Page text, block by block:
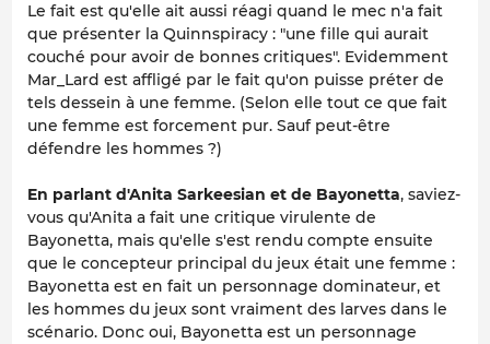
Le fait est qu'elle ait aussi réagi quand le mec n'a fait
que présenter la Quinnspiracy : "une fille qui aurait
couché pour avoir de bonnes critiques". Evidemment
Mar_Lard est affligé par le fait qu'on puisse préter de
tels dessein à une femme. (Selon elle tout ce que fait
une femme est forcement pur. Sauf peut-être
défendre les hommes ?)
En parlant d'Anita Sarkeesian et de Bayonetta, saviez-
vous qu'Anita a fait une critique virulente de
Bayonetta, mais qu'elle s'est rendu compte ensuite
que le concepteur principal du jeux était une femme :
Bayonetta est en fait un personnage dominateur, et
les hommes du jeux sont vraiment des larves dans le
scénario. Donc oui, Bayonetta est un personnage